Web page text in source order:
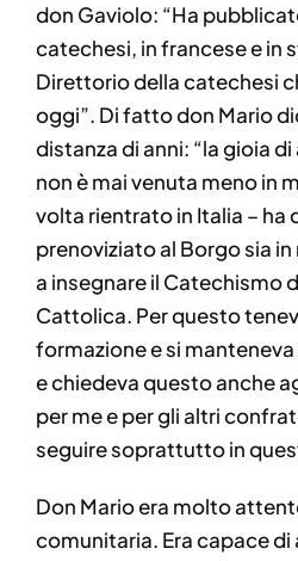
don Gaviolo: “Ha
catechesi, in francese e in
Direttorio della catechesi
oggi”. Di fatto don Mario
distanza di anni: “la gioia
non è mai venuta meno in
volta rientrato in Italia – ha
prenoviziato al Borgo sia
a insegnare il Catechismo
Cattolica. Per questo
formazione e si
e chiedeva questo anche
per me e per gli altri
seguire soprattutto in
Don Mario era molto
comunitaria. Era capace di